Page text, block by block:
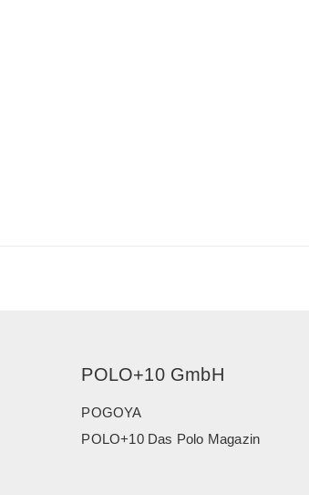
POLO+10 GmbH
POGOYA
POLO+10 Das Polo Magazin